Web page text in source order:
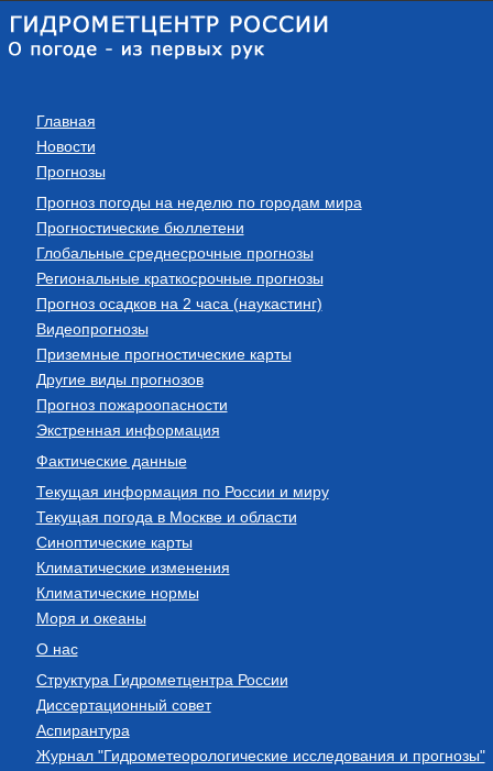
Главная
Новости
Прогнозы
Прогноз погоды на неделю по городам мира
Прогностические бюллетени
Глобальные среднесрочные прогнозы
Региональные краткосрочные прогнозы
Прогноз осадков на 2 часа (наукастинг)
Видеопрогнозы
Приземные прогностические карты
Другие виды прогнозов
Прогноз пожароопасности
Экстренная информация
Фактические данные
Текущая информация по России и миру
Текущая погода в Москве и области
Синоптические карты
Климатические изменения
Климатические нормы
Моря и океаны
О нас
Структура Гидрометцентра России
Диссертационный совет
Аспирантура
Журнал "Гидрометеорологические исследования и прогнозы"